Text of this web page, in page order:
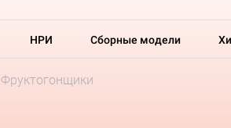
НРИ Сборные модели
Фруктогонщики